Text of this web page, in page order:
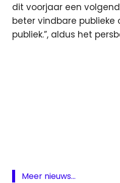
dit voorjaar een
beter vindbare publieke
publiek.”, aldus het
live
Meer nieuws...